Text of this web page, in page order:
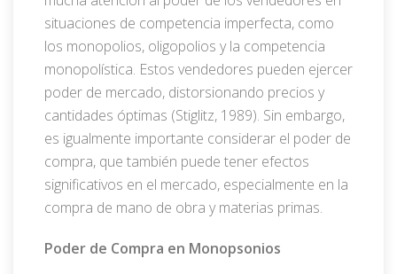
situaciones de competencia imperfecta, como
los monopolios, oligopolios y la competencia
monopolística. Estos vendedores pueden ejercer
poder de mercado, distorsionando precios y
cantidades óptimas (Stiglitz, 1989). Sin embargo,
es igualmente importante considerar el poder de
compra, que también puede tener efectos
significativos en el mercado, especialmente en la
compra de mano de obra y materias primas.
Poder de Compra en Monopsonios